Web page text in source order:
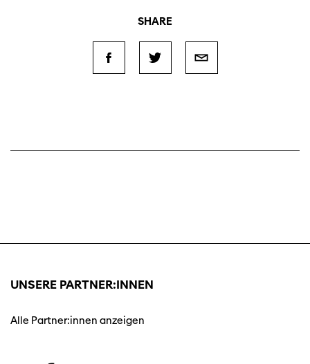
SHARE
UNSERE PARTNER:INNEN
Alle Partner:innen anzeigen